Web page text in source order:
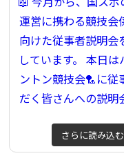
さらに読み込む